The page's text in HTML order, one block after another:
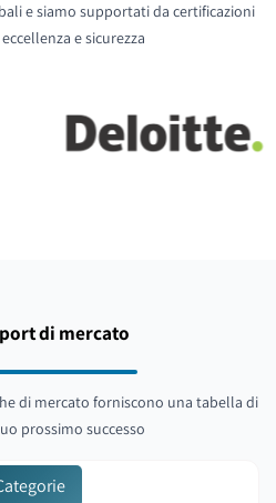
e siamo supportati da certificazioni
e sicurezza
di mercato
di mercato forniscono una tabella di
prossimo successo